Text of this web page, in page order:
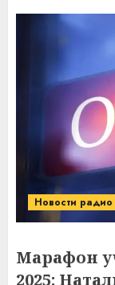
Новости радио
Марафон
2025: